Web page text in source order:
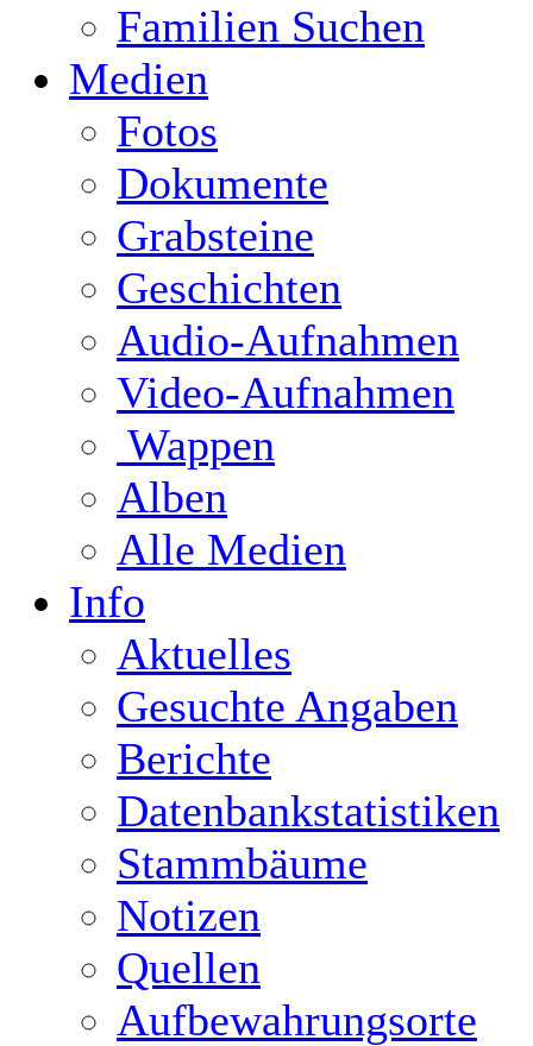
Familien Suchen
Medien
Fotos
Dokumente
Grabsteine
Geschichten
Audio-Aufnahmen
Video-Aufnahmen
Wappen
Alben
Alle Medien
Info
Aktuelles
Gesuchte Angaben
Berichte
Datenbankstatistiken
Stammbäume
Notizen
Quellen
Aufbewahrungsorte